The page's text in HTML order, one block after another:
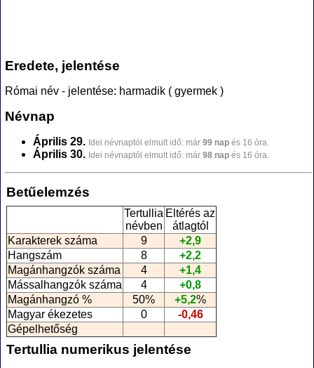
Eredete, jelentése
Római név - jelentése: harmadik ( gyermek )
Névnap
Április 29. Idei névnaptól elmult idő: már 99 nap és 16 óra.
Április 30. Idei névnaptól elmult idő: már 98 nap és 16 óra.
Betűelemzés
Tertullia
névben
Eltérés az
átlagtól
Karakterek száma
9
+2,9
Hangszám
8
+2,2
Magánhangzók száma
4
+1,4
Mássalhangzók száma
4
+0,8
Magánhangzó %
50% +5,2%
Magyar ékezetes
0
-0,46
Gépelhetőség
Tertullia numerikus jelentése